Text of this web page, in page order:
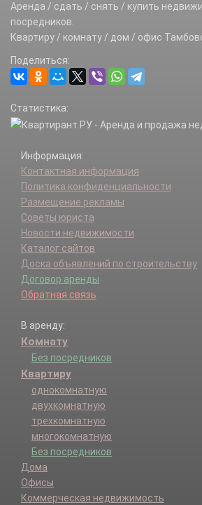
Аренда / сдать / снять / купить
посредников.
Квартиру / комнату / дом / офис
Поделиться:
Статистика:
Информация:
Контактная информация
Политика конфиденциальности
Размещение рекламы
Советы юриста
Новости недвижимости
Каталог сайтов
Доска объявлений по строительству
Договор аренды
Обратная связь
В аренду:
Комнату
Без посредников
Квартиру
однокомнатную
двухкомнатную
трехкомнатную
многокомнатную
Без посредников
Дома
Офисы
Коммерческая недвижимость